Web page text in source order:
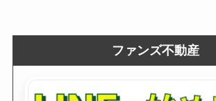
ファンズ不動産